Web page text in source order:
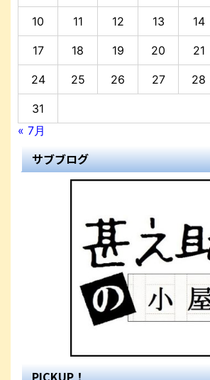
10 11 12 13 14
17 18 19 20 21
24 25 26 27 28
31
« 7月
サブブログ
PICKUP！